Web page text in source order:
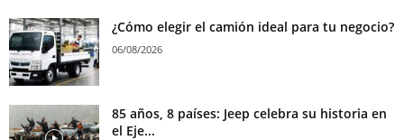
¿Cómo elegir el camión ideal para tu negocio?
06/08/2026
85 años, 8 países: Jeep celebra su historia en
el Eje...